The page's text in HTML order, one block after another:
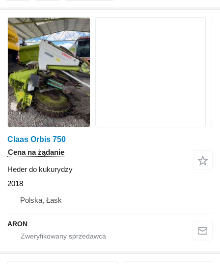
Claas Orbis 750
Cena na żądanie
Heder do kukurydzy
2018
Polska, Łask
ARON